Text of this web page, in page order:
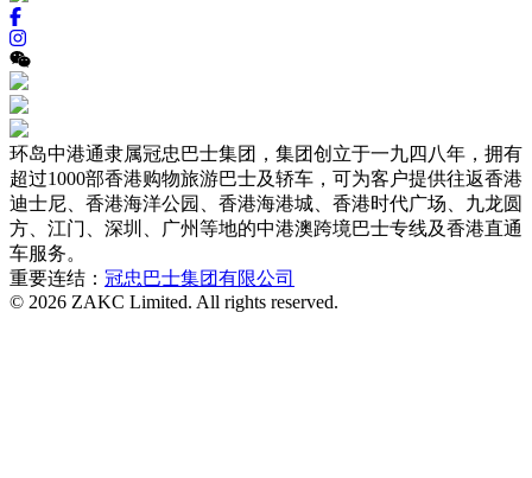
环岛中港通隶属冠忠巴士集团，集团创立于一九四八年，拥有
超过1000部香港购物旅游巴士及轿车，可为客户提供往返香港
迪士尼、香港海洋公园、香港海港城、香港时代广场、九龙圆
方、江门、深圳、广州等地的中港澳跨境巴士专线及香港直通
车服务。
重要连结： 冠忠巴士集团有限公司
© 2026 ZAKC Limited. All rights reserved.